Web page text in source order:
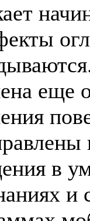
еще
в
и